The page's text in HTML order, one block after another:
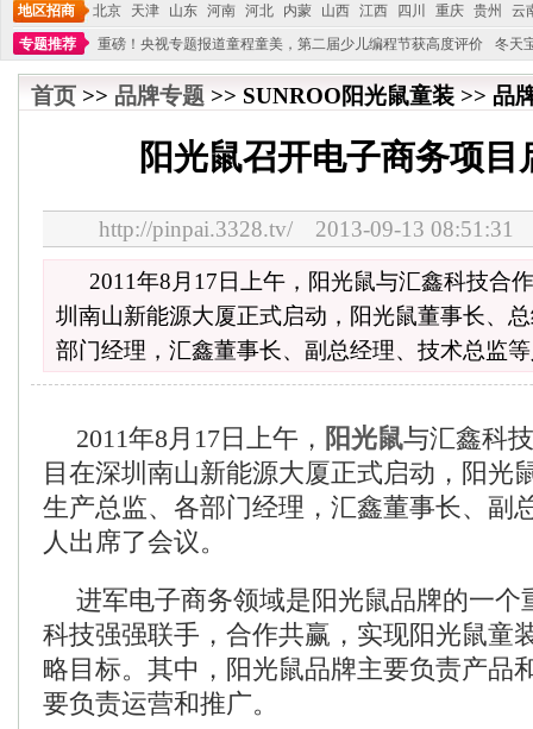
地区招商 北京 天津 山东 河南 河北 内蒙 山西 江西 四川 重庆 贵州
云
专题推荐
重磅！央视专题报道童程童美，第二届少儿编程节获高度评价
冬天
不能再单纯地销售产品,而要向增强服务转型,毕竟母婴产品比较特殊。”
妇幼广场
首页 >> 品牌专题 >> SUNROO阳光鼠童装 >> 品
阳光鼠召开电子商务项目
http://pinpai.3328.tv/ 2013-09-13
2011年8月17日上午，阳光鼠与汇鑫科技合
圳南山新能源大厦正式启动，阳光鼠董事长、
部门经理，汇鑫董事长、副总经理、技术总监
2011年8月17日上午， 阳光鼠与汇鑫科
目在深圳南山新能源大厦正式启动，阳光
生产总监、各部门经理，汇鑫董事长、副
人出席了会议。
进军电子商务领域是阳光鼠品牌的一个
科技强强联手，合作共赢，实现阳光鼠童
略目标。其中，阳光鼠品牌主要负责产品
要负责运营和推广。